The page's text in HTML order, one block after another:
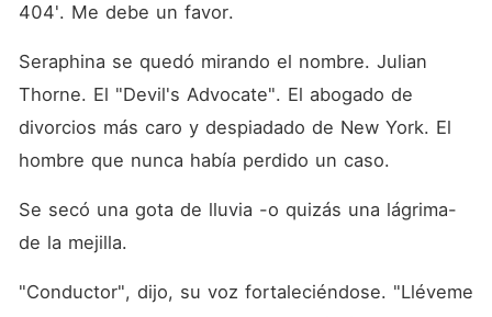
404'. Me debe un favor.
Seraphina se quedó mirando el nombre. Julian
Thorne. El "Devil's Advocate". El abogado de
divorcios más caro y despiadado de New York. El
hombre que nunca había perdido un caso.
Se secó una gota de lluvia -o quizás una lágrima-
de la mejilla.
"Conductor", dijo, su voz fortaleciéndose. "Lléveme